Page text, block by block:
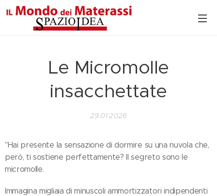
Le Micromolle
insacchettate
29.01.2026
"Hai presente la sensazione di dormire su una nuvola che,
però, ti sostiene perfettamente? Il segreto sono le
micromolle.
Immagina migliaia di minuscoli ammortizzatori indipendenti